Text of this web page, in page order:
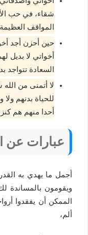
شقاء، في حب
المواقف
حين أحزن أجد
أخواتي لا بديل
السعادة تتواجد
لا أتمنى من
للحياة بدنهم
أحدا منهم هم
عبارات عن
أجمل ما يهدي به
ويقومون
الممكن أن يفقدوا
ألم،